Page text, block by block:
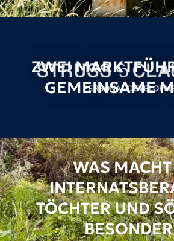
ZWEI
GEMEINSAME
WAS
TÖCHTER UND